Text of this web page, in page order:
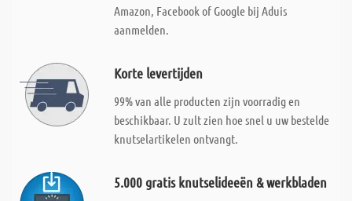
Amazon, Facebook of Google bij Aduis
aanmelden.
Korte levertijden
99% van alle producten zijn voorradig en
beschikbaar. U zult zien hoe snel u uw bestelde
knutselartikelen ontvangt.
5.000 gratis knutselideeën & werkbladen